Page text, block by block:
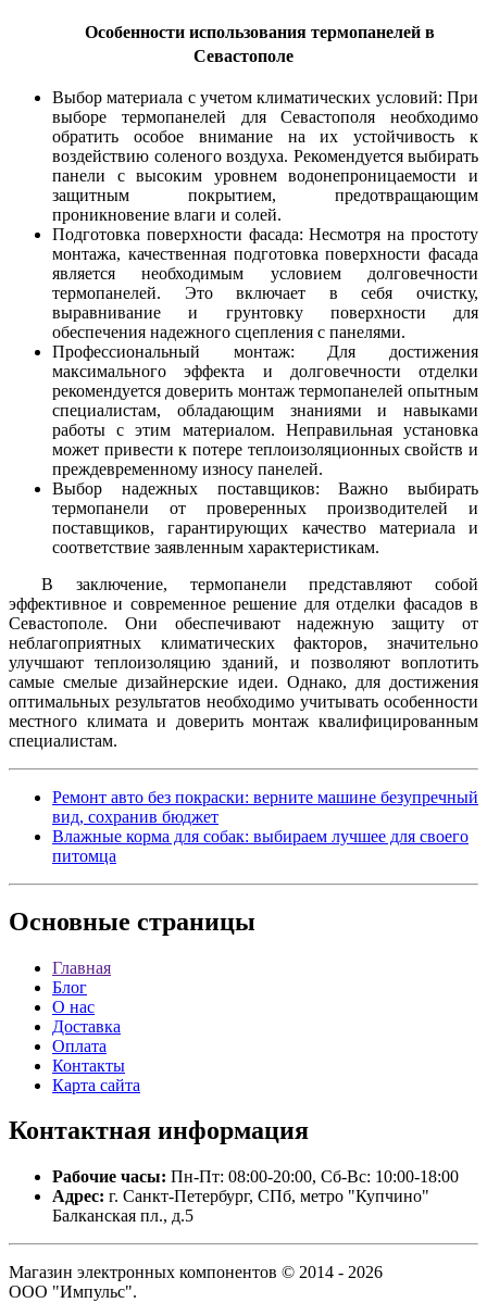
Особенности использования термопанелей в
Севастополе
Выбор материала с учетом климатических условий: При
выборе термопанелей для Севастополя необходимо
обратить особое внимание на их устойчивость к
воздействию соленого воздуха. Рекомендуется выбирать
панели с высоким уровнем водонепроницаемости и
защитным покрытием, предотвращающим
проникновение влаги и солей.
Подготовка поверхности фасада: Несмотря на простоту
монтажа, качественная подготовка поверхности фасада
является необходимым условием долговечности
термопанелей. Это включает в себя очистку,
выравнивание и грунтовку поверхности для
обеспечения надежного сцепления с панелями.
Профессиональный монтаж: Для достижения
максимального эффекта и долговечности отделки
рекомендуется доверить монтаж термопанелей опытным
специалистам, обладающим знаниями и навыками
работы с этим материалом. Неправильная установка
может привести к потере теплоизоляционных свойств и
преждевременному износу панелей.
Выбор надежных поставщиков: Важно выбирать
термопанели от проверенных производителей и
поставщиков, гарантирующих качество материала и
соответствие заявленным характеристикам.
В заключение, термопанели представляют собой
эффективное и современное решение для отделки фасадов в
Севастополе. Они обеспечивают надежную защиту от
неблагоприятных климатических факторов, значительно
улучшают теплоизоляцию зданий, и позволяют воплотить
самые смелые дизайнерские идеи. Однако, для достижения
оптимальных результатов необходимо учитывать особенности
местного климата и доверить монтаж квалифицированным
специалистам.
Ремонт авто без покраски: верните машине безупречный
вид, сохранив бюджет
Влажные корма для собак: выбираем лучшее для своего
питомца
Основные страницы
Главная
Блог
О нас
Доставка
Оплата
Контакты
Карта сайта
Контактная информация
Рабочие часы: Пн-Пт: 08:00-20:00, Сб-Вс: 10:00-18:00
Адрес: г. Санкт-Петербург, СПб, метро "Купчино"
Балканская пл., д.5
Магазин электронных компонентов © 2014 - 2026
ООО "Импульс".